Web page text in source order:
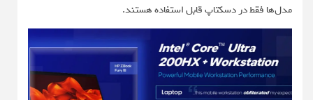
مدل‌ها فقط در دسکتاپ قابل استفاده هستند.